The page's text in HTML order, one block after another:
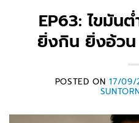
EP63: ไขมัน
ยิ่งกิน ยิ่งอ้วน
POSTED ON17/09/